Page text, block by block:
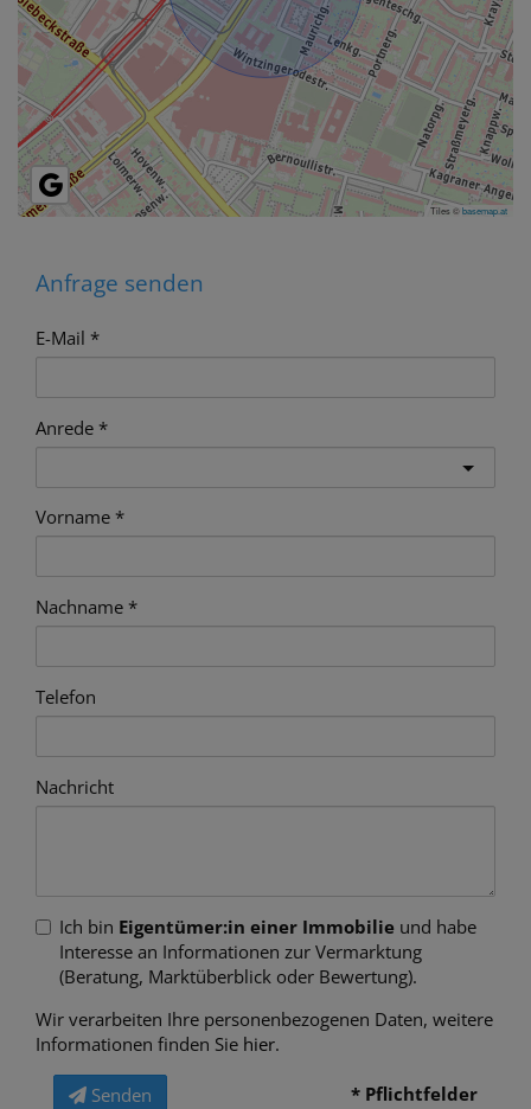
Tiles ©basemap.at
Anfrage senden
E-Mail
Anrede
Vorname
Nachname
Telefon
Nachricht
Ich bin Eigentümer:in einer Immobilie und habe
Interesse an Informationen zur Vermarktung
(Beratung, Marktüberblick oder Bewertung).
Wir verarbeiten Ihre personenbezogenen Daten, weitere
Informationen finden Sie hier.
Senden * Pflichtfelder